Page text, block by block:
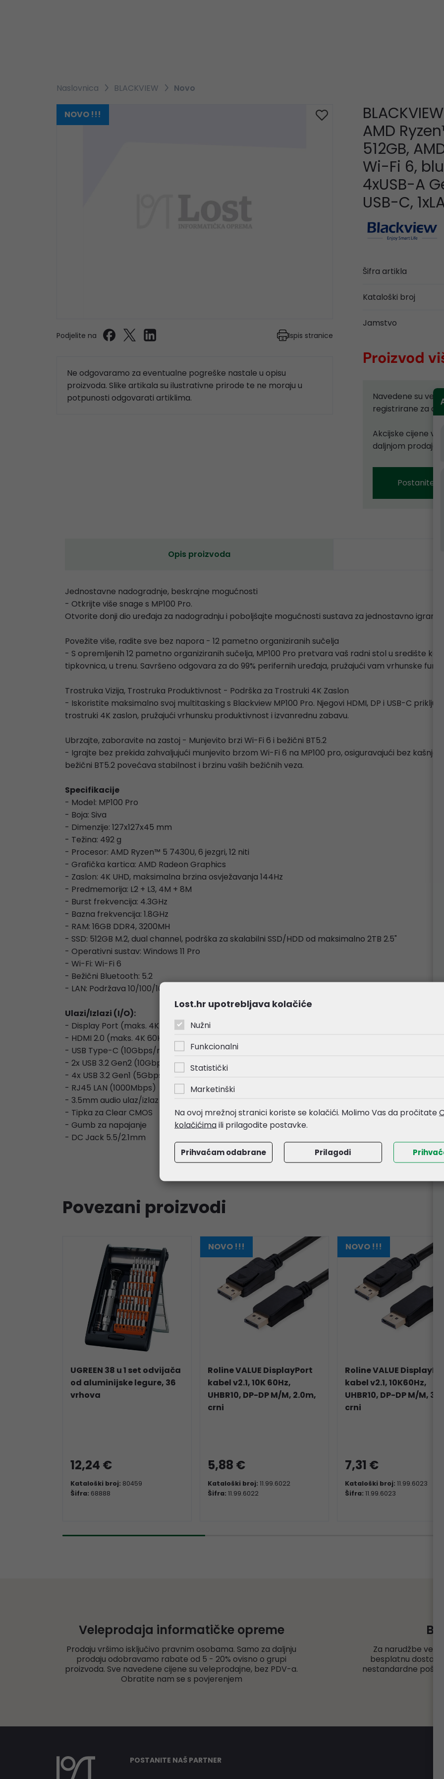
Naslovnica BLACKVIEW Novo
NOVO !!!
Podjelite na Ispis stranice
Ne odgovaramo za eventualne pogreške nastale u opisu
proizvoda. Slike artikala su ilustrativne prirode te ne moraju u
potpunosti odgovarati artiklima.
AMD
512GB,
Wi-Fi 6,
4xUSB-A
USB-C,
Šifra artikla
Kataloški broj
Jamstvo
Proizvod
Navedene su
registrirane za
Akcijske cijene
daljnjom prodajom.
Postanite
Opis proizvoda
Jednostavne nadogradnje, beskrajne mogućnosti
- Otkrijte više snage s MP100 Pro.
Otvorite donji dio uređaja za nadogradnju i poboljšajte mogućnosti sustava za jednostavno
Povežite više, radite sve bez napora - 12 pametno organiziranih sučelja
- S opremljenih 12 pametno organiziranih sučelja, MP100 Pro pretvara vaš radni stol u središte
tipkovnica, u trenu. Savršeno odgovara za do 99% perifernih uređaja, pružajući vam vrhunske
Trostruka Vizija, Trostruka Produktivnost - Podrška za Trostruki 4K Zaslon
- Iskoristite maksimalno svoj multitasking s Blackview MP100 Pro. Njegovi HDMI, DP i USB-C
trostruki 4K zaslon, pružajući vrhunsku produktivnost i izvanrednu zabavu.
Ubrzajte, zaboravite na zastoj - Munjevito brzi Wi-Fi 6 i bežični BT5.2
- Igrajte bez prekida zahvaljujući munjevito brzom Wi-Fi 6 na MP100 pro, osiguravajući bez
bežični BT5.2 povećava stabilnost i brzinu vaših bežičnih veza.
Specifikacije
- Model: MP100 Pro
- Boja: Siva
- Dimenzije: 127x127x45 mm
- Težina: 492 g
- Procesor: AMD Ryzen™ 5 7430U, 6 jezgri, 12 niti
- Grafička kartica: AMD Radeon Graphics
- Zaslon: 4K UHD, maksimalna brzina osvježavanja 144Hz
- Predmemorija: L2 + L3, 4M + 8M
- Burst frekvencija: 4.3GHz
- Bazna frekvencija: 1.8GHz
- RAM: 16GB DDR4, 3200MH
- SSD: 512GB M.2, dual channel, podrška za skalabilni SSD/HDD od maksimalno 2TB 2.5"
- Operativni sustav: Windows 11 Pro
- Wi-Fi: Wi-Fi 6
- Bežični Bluetooth: 5.2
- LAN: Podržava 10/100/1000Mbps
Ulazi/Izlazi (I/O):
- Display Port (maks. 4K 144Hz)
- HDMI 2.0 (maks. 4K 60Hz)
- USB Type-C (10Gbps/maks. 4K 60Hz)
- 2x USB 3.2 Gen2 (10Gbps)
- 4x USB 3.2 Gen1 (5Gbps)
- RJ45 LAN (1000Mbps)
- 3.5mm audio ulaz/izlaz
- Tipka za Clear CMOS
- Gumb za napajanje
- DC Jack 5.5/2.1mm
Povezani proizvodi
UGREEN 38 u 1 set odvijača
od aluminijske legure, 36
vrhova
12,24 €
Kataloški broj: 80459
Šifra: 68888
NOVO !!!
Roline VALUE DisplayPort
kabel v2.1, 10K 60Hz,
UHBR10, DP-DP M/M, 2.0m,
crni
5,88 €
Kataloški broj: 11.99.6022
Šifra: 11.99.6022
NOVO !!!
Roline VALUE DisplayPort
kabel v2.1, 10K60Hz,
UHBR10, DP-DP M/M,
crni
7,31 €
Kataloški broj: 11.99.6023
Šifra: 11.99.6023
Veleprodaja informatičke opreme
Prodaju vršimo isključivo pravnim osobama. Samo za daljnju
prodaju odobravamo rabate od 5 - 20% ovisno o grupi
proizvoda. Sve navedene cijene su veleprodajne, bez PDV-a.
Obratite nam se s povjerenjem
Za narudžbe
besplatnu dostavu
nestandardne
POSTANITE NAŠ PARTNER
Lost.hr upotrebljava kolačiće
Nužni
Funkcionalni
Statistički
Marketinški
Na ovoj mrežnoj stranici koriste se kolačići. Molimo Vas da pročitate
kolačićimaili prilagodite postavke.
Prihvaćam odabrane Prilagodi